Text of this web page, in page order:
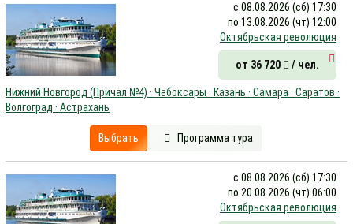
с 08.08.2026 (сб) 17:30
по 13.08.2026 (чт) 12:00
Октябрьская революция
от 36 720 / чел.
Нижний Новгород (Причал №4) · Чебоксары · Казань · Самара · Саратов ·
Волгоград · Астрахань
Выбрать Программа тура
с 08.08.2026 (сб) 17:30
по 20.08.2026 (чт) 06:00
Октябрьская революция